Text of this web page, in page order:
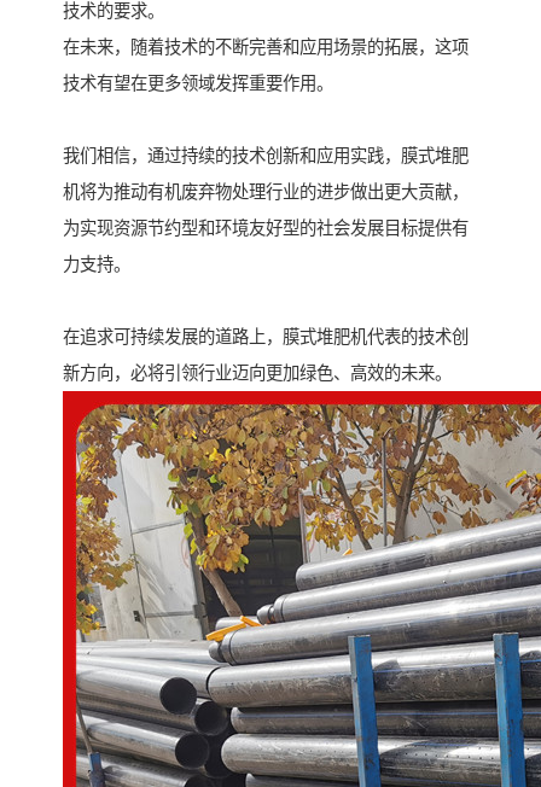
技术的要求。
在未来，随着技术的不断完善和应用场景的拓展，这项
技术有望在更多领域发挥重要作用。
我们相信，通过持续的技术创新和应用实践，膜式堆肥
机将为推动有机废弃物处理行业的进步做出更大贡献，
为实现资源节约型和环境友好型的社会发展目标提供有
力支持。
在追求可持续发展的道路上，膜式堆肥机代表的技术创
新方向，必将引领行业迈向更加绿色、高效的未来。